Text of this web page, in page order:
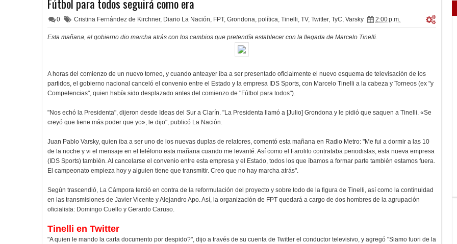
Fútbol para todos seguirá como era
0 Cristina Fernández de Kirchner, Diario La Nación, FPT, Grondona, política, Tinelli, TV, Twitter, TyC, Varsky 2:00 p.m.
Esta mañana, el gobierno dio marcha atrás con los cambios que pretendía establecer con la llegada de Marcelo Tinelli.
A horas del comienzo de un nuevo torneo, y cuando anteayer iba a ser presentado oficialmente el nuevo esquema de televisación de los
partidos, el gobierno nacional canceló el convenio entre el Estado y la empresa IDS Sports, con Marcelo Tinelli a la cabeza y Torneos (ex "y
Competencias", quien había sido desplazado antes del comienzo de "Fútbol para todos").
"Nos echó la Presidenta", dijeron desde Ideas del Sur a Clarín. "La Presidenta llamó a [Julio] Grondona y le pidió que saquen a Tinelli. «Se
creyó que tiene más poder que yo», le dijo", publicó La Nación.
Juan Pablo Varsky, quien iba a ser uno de los nuevas duplas de relatores, comentó esta mañana en Radio Metro: "Me fui a dormir a las 10
de la noche y vi el mensaje en el teléfono esta mañana cuando me levanté. Así como el Farolito contrataba periodistas, esta nueva empresa
(IDS Sports) también. Al cancelarse el convenio entre esta empresa y el Estado, todos los que íbamos a formar parte también estamos fuera.
El campeonato empieza hoy y alguien tiene que transmitir. Creo que no hay marcha atrás".
Según trascendió, La Cámpora terció en contra de la reformulación del proyecto y sobre todo de la figura de Tinelli, así como la continuidad
en las transmisiones de Javier Vicente y Alejandro Apo. Así, la organización de FPT quedará a cargo de dos hombres de la agrupación
oficialista: Domingo Cuello y Gerardo Caruso.
Tinelli en Twitter
"A quien le mando la carta documento por despido?", dijo a través de su cuenta de Twitter el conductor televisivo, y agregó "Siamo fuori de la